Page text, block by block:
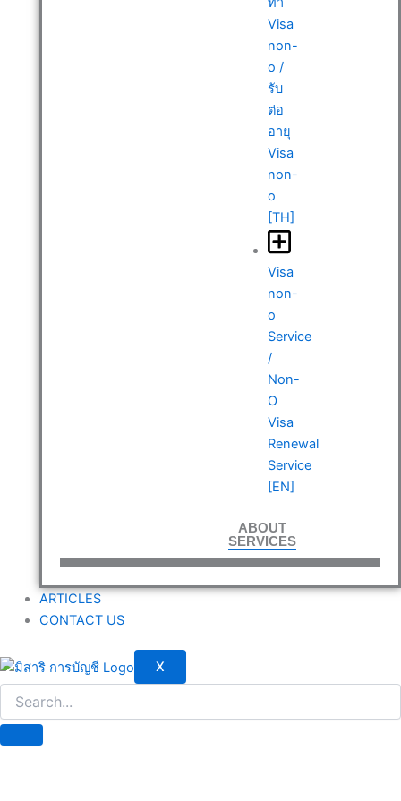
Visa
non-
o /
รับ
ต่อ
อายุ
Visa
non-
o
[TH]
Visa
non-
o
Service
/
Non-
O
Visa
Renewal
Service
[EN]
ABOUT
SERVICES
ARTICLES
CONTACT US
X